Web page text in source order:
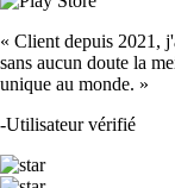
« Client depuis 2021,
sans aucun doute la
unique au monde. »
-Utilisateur vérifié